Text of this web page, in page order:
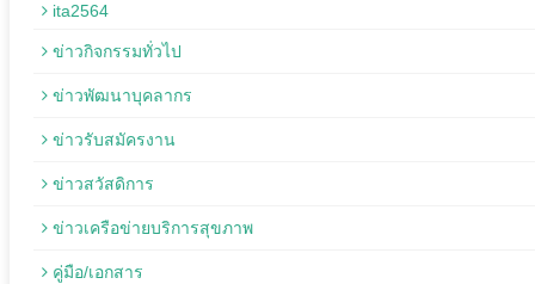
ita2564
ข่าวกิจกรรมทั่วไป
ข่าวพัฒนาบุคลากร
ข่าวรับสมัครงาน
ข่าวสวัสดิการ
ข่าวเครือข่ายบริการสุขภาพ
คู่มือ/เอกสาร